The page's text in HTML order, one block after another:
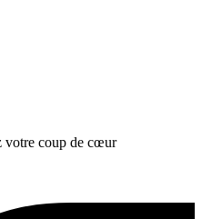
votre coup de cœur